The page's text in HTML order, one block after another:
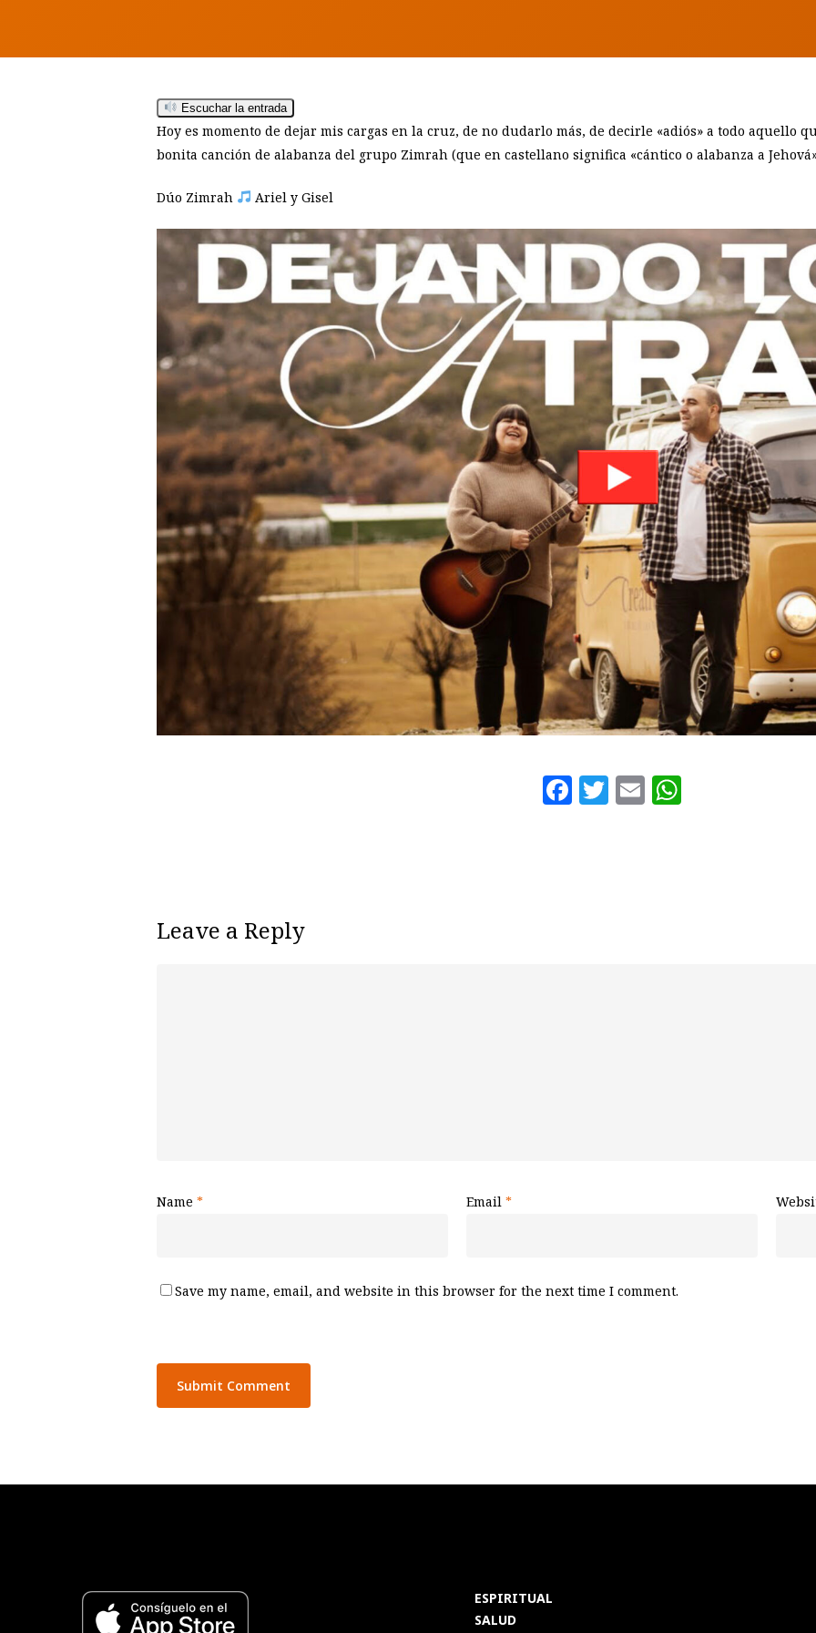
Escuchar la entrada
Hoy es momento de dejar mis cargas en la cruz, de no dudarlo más, de decirle «adiós» a todo aquello
bonita canción de alabanza del grupo Zimrah (que en castellano significa «cántico o alabanza a
Dúo Zimrah Ariel y Gisel
Facebook
Twitter
Email
Leave a Reply
Name * Email *
Save my name, email, and website in this browser for the next time I comment.
ESPIRITUAL
SALUD